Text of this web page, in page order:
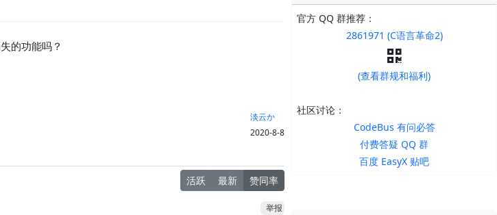
的功能吗？
淡云か
2020-8-8
活跃 最新 赞同率
举报
官方 QQ 群推荐：
2861971 (C语言革命2)
(查看群规和福利)
社区讨论：
CodeBus 有问必答
付费答疑 QQ 群
百度 EasyX 贴吧